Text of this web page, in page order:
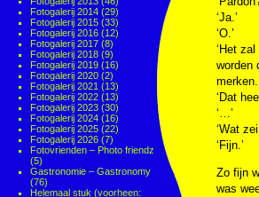
Fotogalerij 2014 (29)
Fotogalerij 2015 (33)
Fotogalerij 2016 (12)
Fotogalerij 2017 (8)
Fotogalerij 2018 (9)
Fotogalerij 2019 (16)
Fotogalerij 2020 (2)
Fotogalerij 2021 (13)
Fotogalerij 2022 (13)
Fotogalerij 2023 (30)
Fotogalerij 2024 (16)
Fotogalerij 2025 (22)
Fotogalerij 2026 (7)
Fotovrienden – Photo friendz
(5)
Gastronomie – Gastronomy
(76)
Helemaal stuk (voorheen:
‘Ja.’
‘O.’
‘Het
worden
‘Dat
‘…’
‘Wat
‘Fijn.’
Zo fijn
was